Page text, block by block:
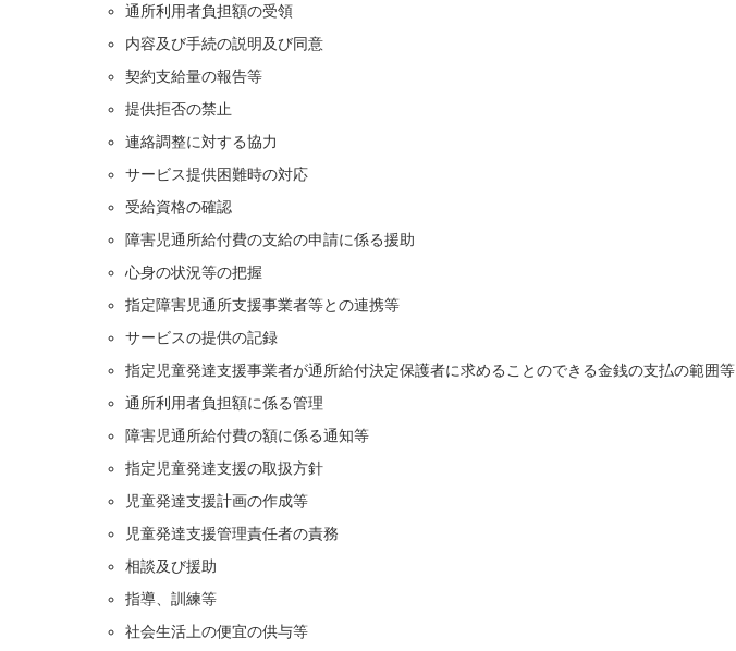
通所利用者負担額の受領
内容及び手続の説明及び同意
契約支給量の報告等
提供拒否の禁止
連絡調整に対する協力
サービス提供困難時の対応
受給資格の確認
障害児通所給付費の支給の申請に係る援助
心身の状況等の把握
指定障害児通所支援事業者等との連携等
サービスの提供の記録
指定児童発達支援事業者が通所給付決定保護者に求めることのできる金銭の支払の範囲等
通所利用者負担額に係る管理
障害児通所給付費の額に係る通知等
指定児童発達支援の取扱方針
児童発達支援計画の作成等
児童発達支援管理責任者の責務
相談及び援助
指導、訓練等
社会生活上の便宜の供与等